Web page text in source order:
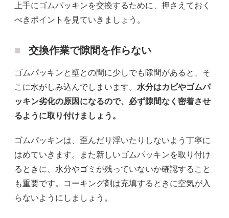
上手にゴムパッキンを交換するために、押さえておく
べきポイントを見ていきましょう。
交換作業で隙間を作らない
ゴムパッキンと壁との間に少しでも隙間があると、そ
こに水がしみ込んでしまいます。 水分はカビやゴムパ
ッキン劣化の原因になるので、必ず隙間なく密着させ
るように取り付けましょう。
ゴムパッキンは、歪んだり浮いたりしないよう丁寧に
はめていきます。また新しいゴムパッキンを取り付け
るときに、水分やゴミが残っていないか確認すること
も重要です。コーキング剤は充填するときに空気が入
らないようにしましょう。